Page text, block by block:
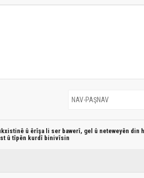
û êrîşa li ser bawerî, gel û neteweyên din
û tîpên kurdî binivîsin